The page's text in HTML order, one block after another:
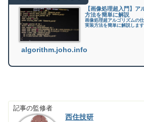
【画像処理超入門】
方法を簡単に解説
画像処理超アルゴリズムの
実装方法を簡単に解説します
algorithm.joho.info
記事の監修者
西住技研